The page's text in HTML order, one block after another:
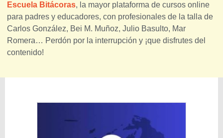
Escuela Bitácoras, la mayor plataforma de cursos online
para padres y educadores, con profesionales de la talla de
Carlos González, Bei M. Muñoz, Julio Basulto, Mar
Romera… Perdón por la interrupción y ¡que disfrutes del
contenido!